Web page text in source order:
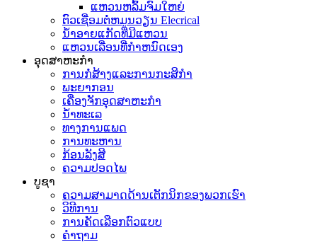
ແຫວນຫລົ້ມຈົມໃຫຍ່
ຕົວເຊື່ອມຕໍ່ຫມູນວຽນ Elecrical
ນ້ໍາອາຍແກັດທີ່ມີແຫວນ
ແຫວນເລື່ອນທີ່ກໍາຫນົດເອງ
ອຸດສາຫະກໍາ
ການກໍ່ສ້າງແລະການກະສິກໍາ
ພະຍາກອນ
ເຄື່ອງຈັກອຸດສາຫະກໍາ
ນ້ໍາທະເລ
ທາງການແພດ
ການທະຫານ
ກ້ອນລັງສີ
ຄວາມປອດໄພ
ບູຊາ
ຄວາມສາມາດດ້ານເຕັກນິກຂອງພວກເຮົາ
ວິທີການ
ການຄັດເລືອກຕົວແບບ
ຄໍາຖາມ